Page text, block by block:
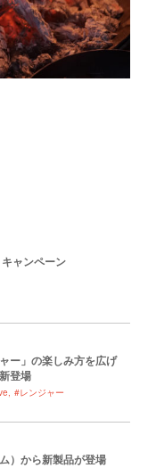
ャンペーン
ー」の楽しみ方を広げ
登場
#レンジャー
）から新製品が登場